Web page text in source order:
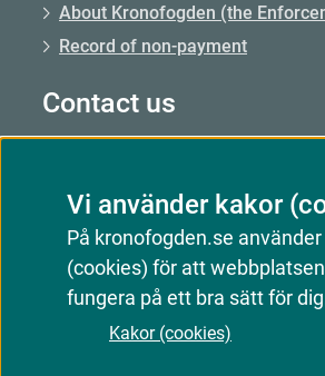
Vi använder kakor
På kronofogden.se
(cookies) för att
fungera på ett bra sätt för
Kakor (cookies)
About Kronofogden (the
Record of non-payment
Contact us
Call us from abroad: +46 8 56
Opening hours: Mon–Fri
Email: Email us
Customer service responds